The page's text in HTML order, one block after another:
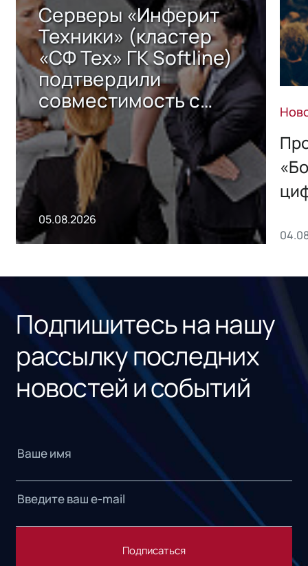
Серверы «Инферит
Техники» (кластер
«СФ Тех» ГК Softline)
подтвердили
совместимость с
решением Sharx
Storage 2.x для
хранения данных
05.08.2026
Подпишитесь на нашу
рассылку последних
новостей и событий
Подписаться